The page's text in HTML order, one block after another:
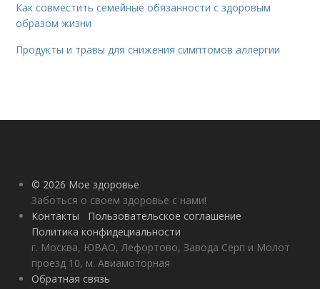
Как совместить семейные обязанности с здоровым
образом жизни
Продукты и травы для снижения симптомов аллергии
© 2026 Мое здоровье
Заботься о своем здоровье с нами!
Контакты
Пользовательское соглашение
Политика конфидециальности
г. Москва, ЮВАО, Лефортово, Завода Серп и Молот
проезд 10, м. Авиамоторная
Обратная связь